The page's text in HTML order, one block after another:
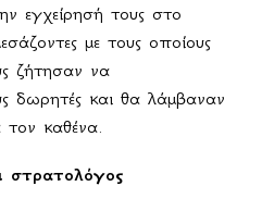
εγχείρησή τους στο
με τους οποίους
ζήτησαν να
δωρητές και θα λάμβαναν
τον καθένα.
στρατολόγος